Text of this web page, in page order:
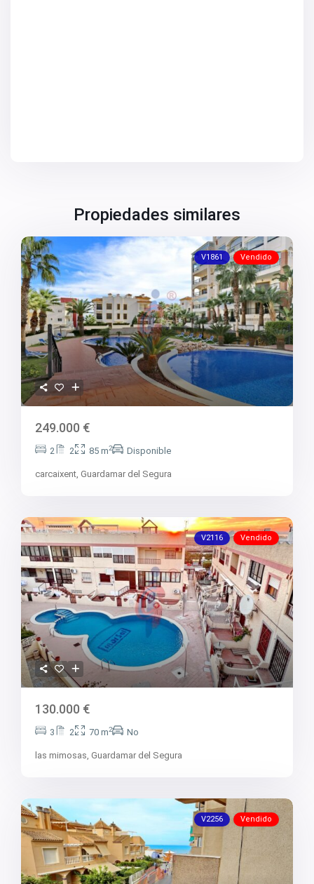
Propiedades similares
V1861 Vendido
249.000 €
2 2 85 m2 Disponible
carcaixent,Guardamar del Segura
V2116 Vendido
130.000 €
3 2 70 m2 No
las mimosas,Guardamar del Segura
V2256 Vendido